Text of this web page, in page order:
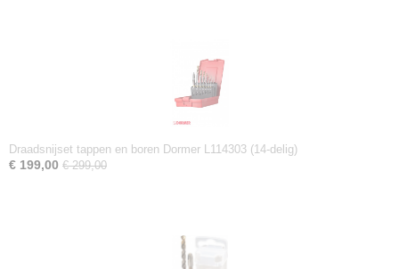
Draadsnijset tappen en boren Dormer L114303 (14-delig)
€ 199,00 € 299,00